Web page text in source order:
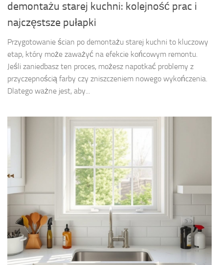
demontażu starej kuchni: kolejność prac i
najczęstsze pułapki
Przygotowanie ścian po demontażu starej kuchni to kluczowy
etap, który może zaważyć na efekcie końcowym remontu.
Jeśli zaniedbasz ten proces, możesz napotkać problemy z
przyczepnością farby czy zniszczeniem nowego wykończenia.
Dlatego ważne jest, aby...